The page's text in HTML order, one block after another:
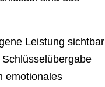
Leistung sichtbar
emotionales